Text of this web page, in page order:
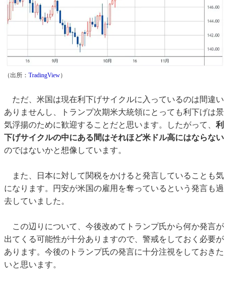
（出所： TradingView）
ただ、米国は現在利下げサイクルに入っているのは間違い
ありませんし、トランプ次期米大統領にとっても利下げは景
気浮揚のために歓迎することだと思います。したがって、 利
下げサイクルの中にある間はそれほど米ドル高にはならない
のではないかと想像しています。
また、日本に対して関税をかけると発言していることも気
になります。円安が米国の雇用を奪っているという発言も過
去していました。
この辺りについて、今後改めてトランプ氏から何か発言が
出てくる可能性が十分ありますので、警戒をしておく必要が
あります。今後のトランプ氏の発言に十分注視をしておきた
いと思います。